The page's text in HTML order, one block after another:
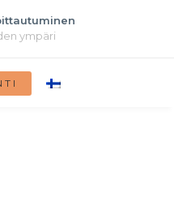
ympäri